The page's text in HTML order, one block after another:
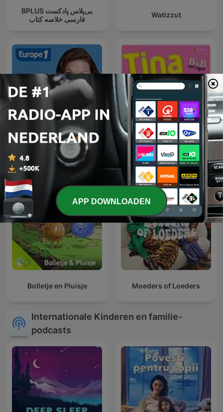
‌BPLUS بی‌پلاس پادکست
فارسی خلاصه کتاب
Watizzut
Libre antenne week-end Tina FM: B&B Vol Liefde
Bolletje en Pluisje Moeders of Loeders
Internationale Kinderen en familie-
podcasts
APP DOWNLOADEN